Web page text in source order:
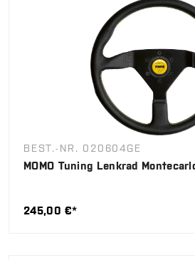
BEST.-NR. 020604GE
MOMO Tuning Lenkrad
245,00 €*